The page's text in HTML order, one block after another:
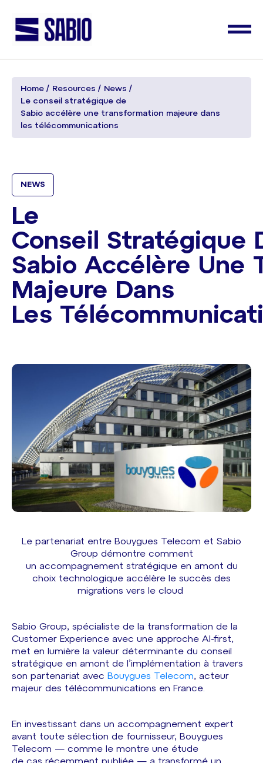
Home Resources
News
Le conseil stratégique de
Sabio accélère une transformation majeure dans
les télécommunications
NEWS
Le
Conseil Stratégique
Sabio Accélère Une
Majeure Dans
Les
Le partenariat entre Bouygues Telecom et Sabio
Group démontre comment
un accompagnement stratégique en amont du
choix technologique accélère le succès des
migrations vers le cloud
Sabio Group, spécialiste de la transformation de la
Customer Experience avec une approche AI-first,
met en lumière la valeur déterminante du conseil
stratégique en amont de l’implémentation à travers
son partenariat avec Bouygues Telecom, acteur
majeur des télécommunications en France.
En investissant dans un accompagnement expert
avant toute sélection de fournisseur, Bouygues
Telecom — comme le montre une étude